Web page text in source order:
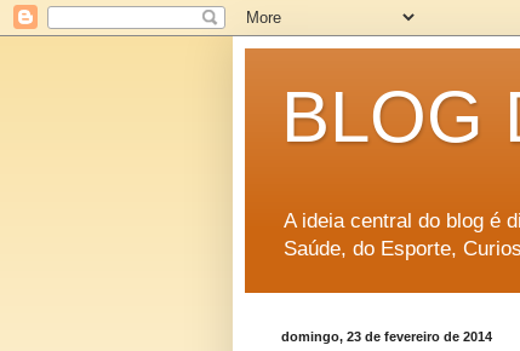
BLOG
A ideia central do blog é
Saúde, do Esporte,
domingo, 23 de fevereiro de 2014